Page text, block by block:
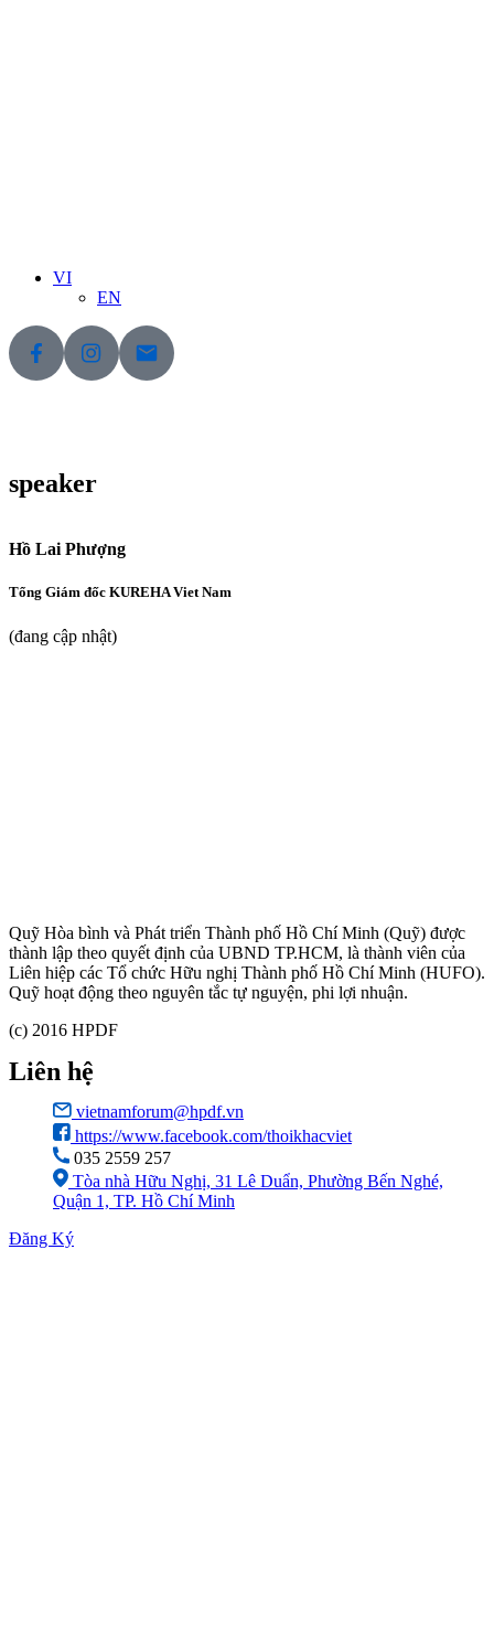
VI
EN
speaker
Hồ Lai Phượng
Tổng Giám đốc KUREHA Viet Nam
(đang cập nhật)
Quỹ Hòa bình và Phát triển Thành phố Hồ Chí Minh (Quỹ) được
thành lập theo quyết định của UBND TP.HCM, là thành viên của
Liên hiệp các Tổ chức Hữu nghị Thành phố Hồ Chí Minh (HUFO).
Quỹ hoạt động theo nguyên tắc tự nguyện, phi lợi nhuận.
(c) 2016 HPDF
Liên hệ
vietnamforum@hpdf.vn
https://www.facebook.com/thoikhacviet
035 2559 257
Tòa nhà Hữu Nghị, 31 Lê Duẩn, Phường Bến Nghé,
Quận 1, TP. Hồ Chí Minh
Đăng Ký